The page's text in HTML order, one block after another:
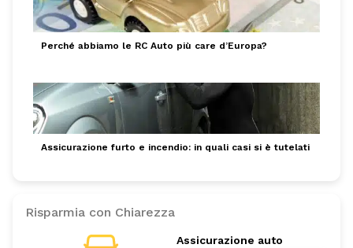
Perché abbiamo le RC Auto più care d’Europa?
Assicurazione furto e incendio: in quali casi si è tutelati
Risparmia con Chiarezza
Assicurazione auto